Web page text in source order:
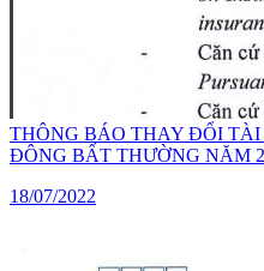
THÔNG BÁO THAY ĐỔI
ĐÔNG BẤT THƯỜNG NĂM
18/07/2022